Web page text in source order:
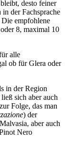
desto feiner
in der Fachsprache
empfohlene
8, maximal 10
alle
ob für Glera oder
in der Region
sich aber auch
Folge, das man
) der
aber auch
Nero